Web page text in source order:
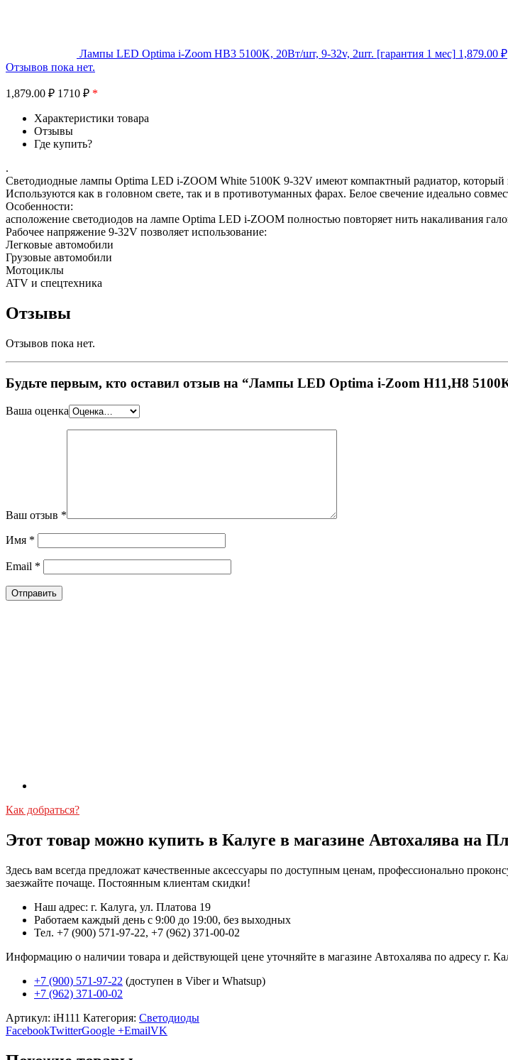
Лампы LED Optima i-Zoom HB3 5100K, 20Вт/шт, 9-32v, 2шт. [гарантия 1 мес] 1,879.00 ₽
Отзывов пока нет.
1,879.00 ₽ 1710 ₽ *
Характеристики товара
Отзывы
Где купить?
.
Светодиодные лампы Optima LED i-ZOOM White 5100K 9-32V имеют компактный радиатор, который
Используются как в головном свете, так и в противотуманных фарах. Белое свечение идеально
Особенности:
асположение светодиодов на лампе Optima LED i-ZOOM полностью повторяет нить накаливания
Рабочее напряжение 9-32V позволяет использование:
Легковые автомобили
Грузовые автомобили
Мотоциклы
ATV и спецтехника
Отзывы
Отзывов пока нет.
Будьте первым, кто оставил отзыв на “Лампы LED Optima i-Zoom H11,H8
Ваша оценка
Ваш отзыв *
Имя *
Email *
Как добраться?
Этот товар можно купить в Калуге в магазине Автохалява на
Здесь вам всегда предложат качественные аксессуары по доступным ценам, профессионально
заезжайте почаще. Постоянным клиентам скидки!
Наш адрес: г. Калуга, ул. Платова 19
Работаем каждый день с 9:00 до 19:00, без выходных
Тел. +7 (900) 571-97-22, +7 (962) 371-00-02
Информацию о наличии товара и действующей цене уточняйте в магазине Автохалява по адресу г.
+7 (900) 571-97-22 (доступен в Viber и Whatsup)
+7 (962) 371-00-02
Артикул: iH111 Категория: Светодиоды
FacebookTwitterGoogle +EmailVK